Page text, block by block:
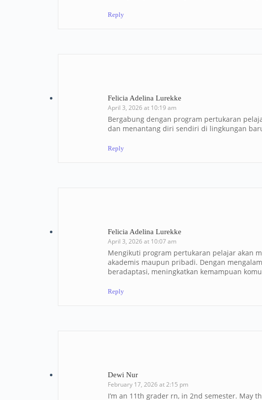
Reply
Felicia Adelina Lurekke
April 3, 2026 at 10:19 am
Bergabung dengan program pertukaran
dan menantang diri sendiri di lingkungan
Reply
Felicia Adelina Lurekke
April 3, 2026 at 10:07 am
Mengikuti program pertukaran pelajar akan
akademis maupun pribadi. Dengan
beradaptasi, meningkatkan kemampuan
Reply
Dewi Nur
February 17, 2026 at 2:15 pm
I’m an 11th grader rn, in 2nd semester. May